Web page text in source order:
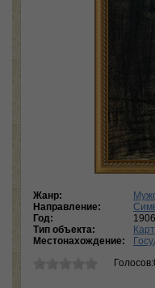
Жанр:
Направление:
Год:
1906
Тип объекта:
Местонахождение: